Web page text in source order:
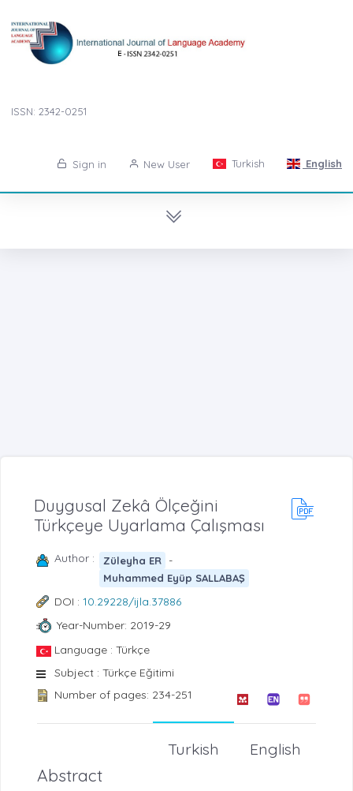
ISSN: 2342-0251
Sign in New User Turkish English
Duygusal Zekâ Ölçeğini
Türkçeye Uyarlama Çalışması
Author : Züleyha ER -
Muhammed Eyüp SALLABAŞ
DOI : 10.29228/ijla.37886
Year-Number: 2019-29
Language : Türkçe
Subject : Türkçe Eğitimi
Number of pages: 234-251
English
Turkish
Abstract